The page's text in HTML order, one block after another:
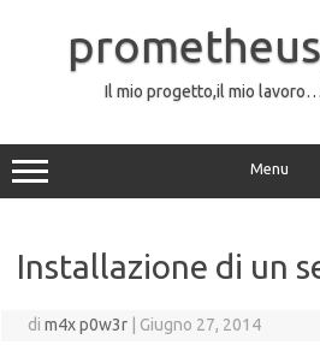
contenuto
Il mio progetto,il mio
Menu
Installazione di un
di m4x p0w3r Giugno 27, 2014